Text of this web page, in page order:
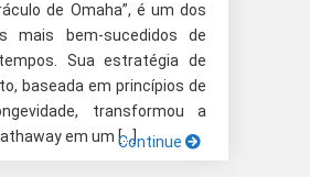
de Omaha”, é um dos
mais bem-sucedidos de
Sua estratégia de
baseada em princípios de
transformou a
em um […]Continue